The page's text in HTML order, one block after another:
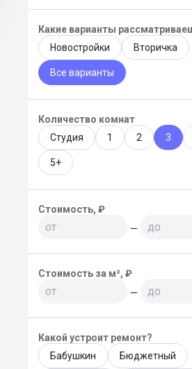
Какие варианты
Новостройки
Вторичка
Все варианты
Количество комнат
Студия
1 2 3
5+
Стоимость, ₽
—
Стоимость за м², ₽
—
Какой устроит ремонт?
Бабушкин
Бюджетный